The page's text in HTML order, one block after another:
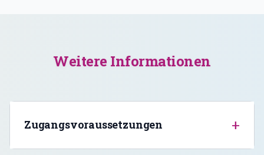
Weitere Informationen
Zugangsvoraussetzungen +